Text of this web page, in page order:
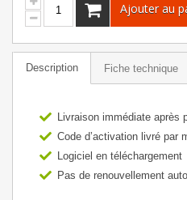
Ajouter au
Description Fiche technique
Livraison immédiate après
Code d’activation livré par
Logiciel en téléchargement
Pas de renouvellement